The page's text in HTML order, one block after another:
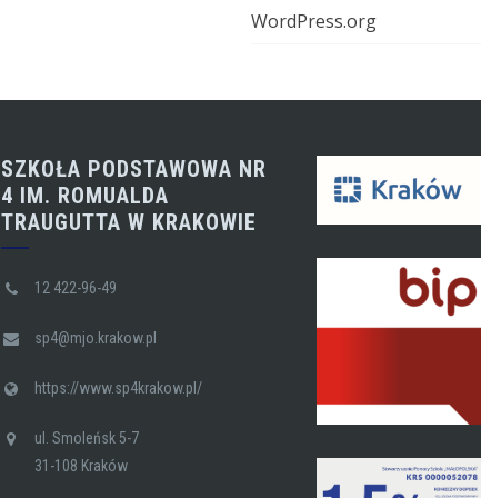
WordPress.org
SZKOŁA PODSTAWOWA NR
4 IM. ROMUALDA
TRAUGUTTA W KRAKOWIE
12 422-96-49
sp4@mjo.krakow.pl
https://www.sp4krakow.pl/
ul. Smoleńsk 5-7
31-108 Kraków